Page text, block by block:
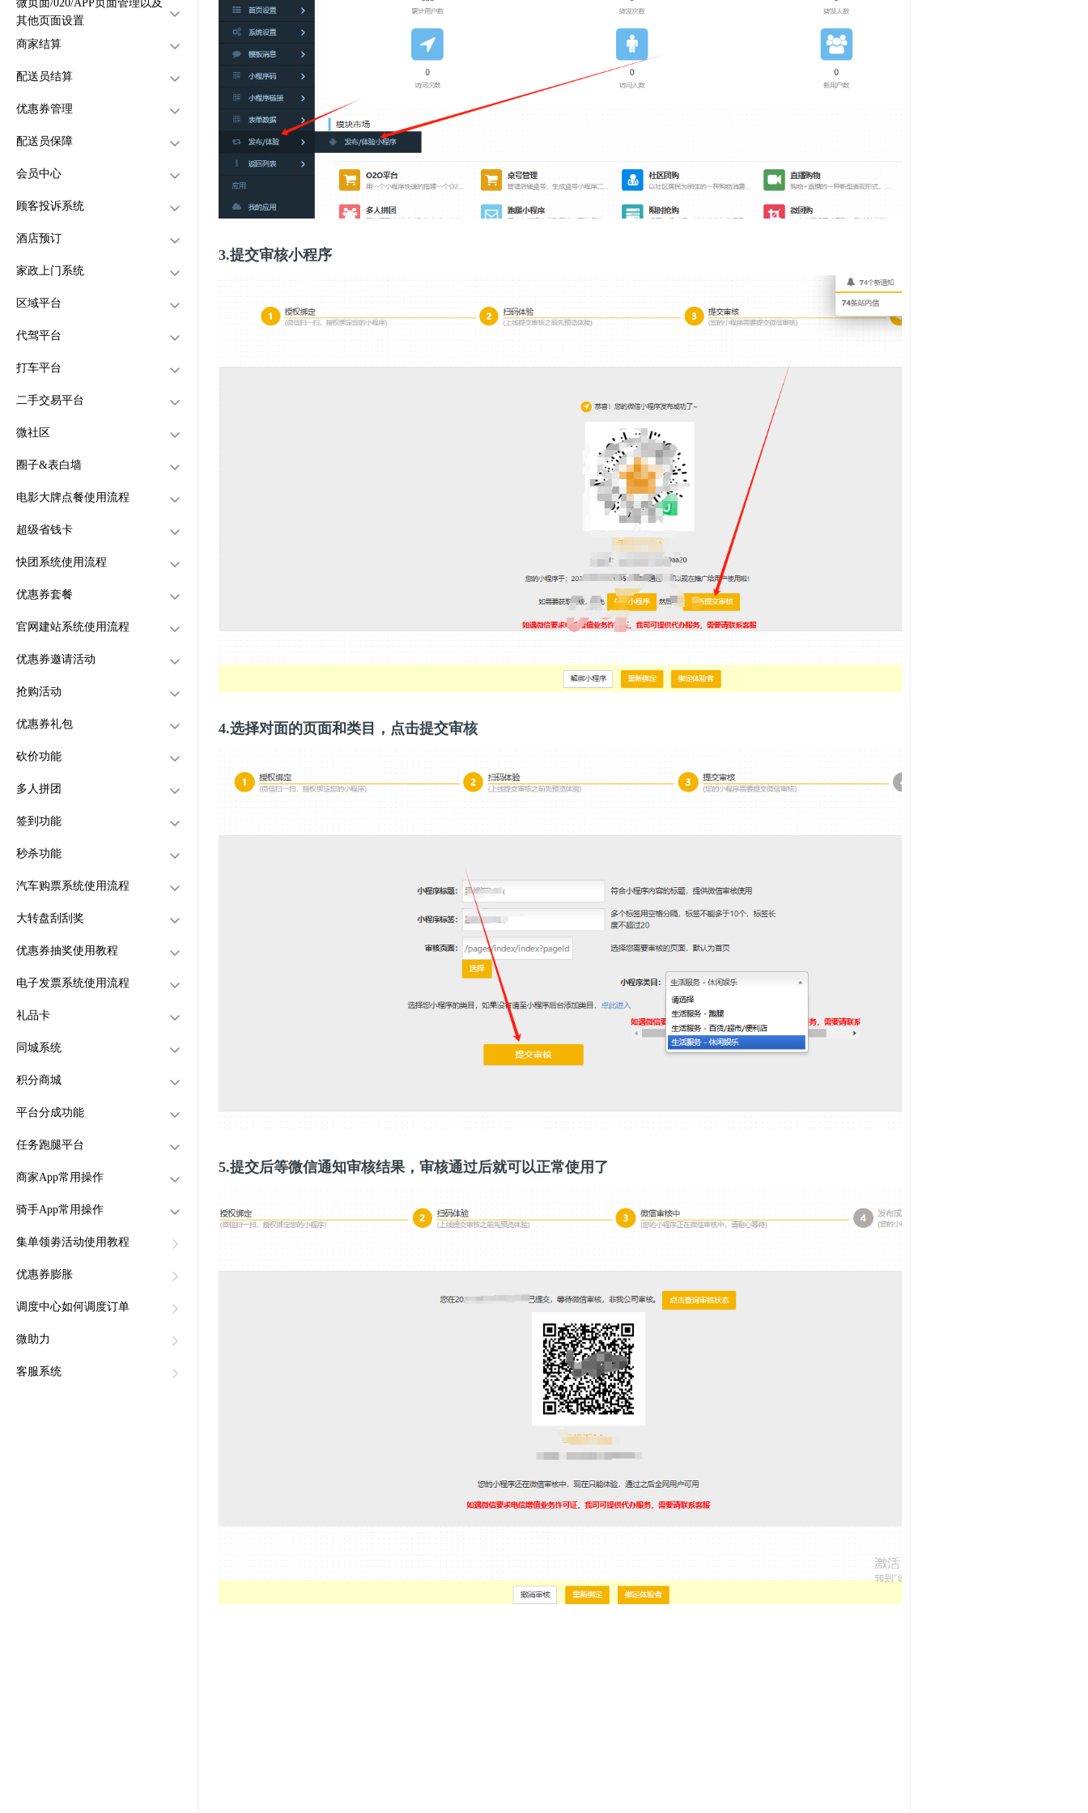
店铺分类怎么创建
店铺分区怎么创建
店铺怎么设置外送订单、店
内自取订单、快递订单
如何设置配送费
外送订单设置预订时间
快递订单怎么设置每个城市
快递费用
快递订单怎么发货
快递发货可以手动填写快
递单号
快递发货也可以配置电子
面单
商品打折
商品分类管理
商品第二份半价怎么设置
商品会员价怎么设置
怎么设置商品单点不送（电
脑版）
怎么设置商品单点不送（手
机版）
如何给配送员添加角色权限
如何给配送员分站
如何设置配送员中转站
如何使用配送员箱子功能
怎么给店铺设置账号密码才
能访问
支付怎么配置
怎么批量创建店铺
订单可以分账吗？分账功能
是怎么设置使用的
货到付款怎么关闭
如何批量创建商品
怎么设置店铺的服务范围？
如何设置店铺的广告弹窗
店铺怎么开启评论
怎么开启预定订单
可以几个店铺的订单一起支
付吗
订单怎么分享给别人代付
怎么设置楼栋?让骑手按楼
栋去配送
店铺不收配送费的，可以显
示“免配送费”吗
怎么设置配送费
怎么设置打包费
饿和优惠券一起购买怎么设
打印机要去哪里购买，需要
买哪些牌子
商家今天有订单了，但是商
家店铺余额显示0
首页怎么设置优惠券弹窗
首页可以设置广告弹窗吗？
如何把订单发给第三方配送
平台配送？
我们可以接美团、饿了么那
些平台的订单吗？
商品可以设置需要平台审核
才上架吗？
每个店铺可以不同的银行卡
收款吗？
平台可以多语言切换吗
怎么导入美饿平台商品？
在前端有几个店铺看不到不
显示？
怎么设置自动完成订单
怎么设置自动确认订单
怎么设置商品规格库
商家入驻申请怎么操作？
配送员申请如何设置？
如何设置店铺首单立减
店内订单可以设置自提点吗
跑腿代购如何设置？
我的小程序怎么跳转其他小
程序？
商品推荐怎么设置？
店铺列表的商品推荐
店铺里面的商品选购界面
商品推荐
店铺可以设置置顶吗？
怎么设置让商家付费置顶
顾客下了跑腿订单，在我的
订单里面看不到？
打印机怎么会重复打印？
付费推广功能如何设置
微页面/020/APP页面管理以及
其他页面设置
微页面怎么设置
小程序页面怎么设置
APP页面怎么设置
小票模板怎么设置
购物车样式怎么设置
店铺模板怎么设置
产品详情模板怎么设置
商家结算
商家结算怎么设置
商家金额怎么查看
商家每笔订单金额记录怎么
查看
商家怎么提现
配送员结算
配送员结算设置
配送员金额怎么查看
配送员每笔订单金额记录怎
么查看
配送员怎么提现
优惠券管理
优惠券怎么创建
优惠券的领取规则怎么设置
优惠券怎么让顾客领取
领取优惠券方式一
领取优惠券方式二
优惠券怎么发个某些顾客
优惠券怎么群发
配送员保障
配送员保障功能设置
查询保单
会员中心
怎么给客户开通会员
顾客自己怎么申请成为会员
顾客充值的金额怎么设置
会员可以设置等级吗
会员可以制作实体卡吗
顾客投诉系统
怎么设置顾客投诉商家
投诉的类型怎么创建
在哪里查看顾客投诉内容
酒店预订
怎么创建酒店店铺
客房怎么创建
怎么给客房设置优惠
用户怎么进入酒店预订
家政上门系统
怎么创建家政上门系统
家政类目怎么创建
怎么创建家政师傅
家政师傅怎么接单
用户怎么进入家政功能
家政师傅怎么提现
区域平台
公众号H5网页区域平台
小程序区域平台
APP区域平台
代驾平台
怎么创建代驾平台
代驾收费规则怎么设置
代驾司机怎么创建
用户怎么进入代驾平台
代驾司机怎么提现
代驾司机怎么接单
打车平台
怎么创建打车平台
打车收费规则怎么设置
打车司机怎么创建
用户怎么进入打车平台
打车司机怎么提现
打车司机怎么接单
二手交易平台
怎么创建二手交易平台
怎么创建二手物品的分类
用户怎么发布二手物品
后台怎么管理用户发布的二
手物品
怎么设置用户认证身份才可
以买卖二手物品
用户的二手物品被买走了之
后怎么提现
微社区
怎么创建微社区
怎么设置帖子类别
用户怎么微社区发帖
怎么管理用户发的帖子
帖子能不能付费置顶
圈子&表白墙
怎么创建圈子&表白墙
怎么设置帖子类别
用户怎么圈子&表白墙发帖
怎么管理用户发的帖子
帖子能不能付费置顶
电影大牌点餐使用流程
创建大牌点餐平台
充值大牌点餐金额
关联店铺
订单管理
电影购票系统如何设置
星巴克系统如何设置
超级省钱卡
创建超级省钱卡
用户如何购买超级省钱卡
方式一：首页放一个超级
会员按钮
方式二：商品下单界面关
联超级会员
快团系统使用流程
怎么创建快团系统
怎么创建快团类别
怎么创建团购活动
用户怎么进入快团功能界面
如何查看快团订单
优惠券套餐
创建优惠券套餐
用户如何购买优惠券套餐
官网建站系统使用流程
创建官网，设计官网页面
绑定域名
登入界面设置
网站顶部图标设置
优惠券邀请活动
创建优惠券邀请活动
用户怎么进入优惠券邀请活
动
抢购活动
创建抢购活动
添加抢购类别
添加抢购商品
管理抢购记录
优惠券礼包
优惠券固定礼包
优惠券随机礼包
用户如何领取优惠券礼包
砍价功能
创建砍价活动
添加砍价类别
用户怎么进入砍价活动
如何查看砍价记录
多人拼团
如何创建多人拼团
如何创建拼团类别
用户怎么进入拼团活动
管理拼团订单
签到功能
签到功能如何设置
如何使用签到功能
秒杀功能
秒杀活动
创建秒杀活动
添加秒杀活动商品
用户怎么进入秒杀活动
秒杀商品
创建秒杀商品
汽车购票系统使用流程
创建汽车购票平台
设置好城市区域、线路管
理、站点，添加车辆
添加班次
用户怎么进入汽车购票功能
订单管理
大转盘刮刮奖
创建大转盘和刮刮奖活动
用户怎么进入抽奖活动
管理用户抽奖记录
优惠券抽奖使用教程
创建优惠券抽奖
用户怎么进入优惠券抽奖界
面参与抽奖?
管理查询抽奖记录
电子发票系统使用流程
设置开票信息
用户怎么申请开票
查看开票记录
礼品卡
创建礼品卡
用户怎么进入礼品卡界面
同城系统
创建同城系统，设计同城界
面
设置同城的类目
同城用户怎么发帖子
怎么管理用户发的帖子
同城能不能付费发帖和帖子
付费置顶
积分商城
创建积分商城，添加积分兑
换商品
如何创建积分商品类别
用户怎么进入积分商城兑换
界面
如何在手机和电脑查看积分
商城订单
平台分成功能
添加分成管理员
设置分成方式
查看佣金记录
成员怎么提现分成佣金
任务跑腿平台
怎么创建任务跑腿平台
怎么设置跑腿区域和类别
怎么设置认证后才可以发布
任务和接单
用户怎么进入任务跑腿平台
发布任务或接单
发布任务或接单，金额怎么
商家App常用操作
商家APP如何创建商品
商家App如何接单
商家APP如何提现
商家App如何配送订单
商家App如何创建商品分类
商家App如何查看数据
骑手App常用操作
骑手App如何配送订单流程
骑手App如何转单给其它骑
手
骑手App如何填写设置分账
结算信息
骑手app如何提现
骑手App转到中转站
集单领劵活动使用教程
优惠券膨胀
调度中心如何调度订单
微助力
客服系统
3.提交审核小程序
4.选择对面的页面和类目，点击提交审核
5.提交后等微信通知审核结果，审核通过后就可以正常使用了